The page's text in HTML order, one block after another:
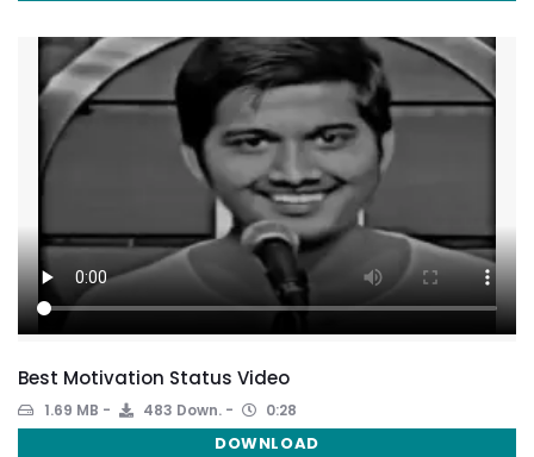
Best Motivation Status Video
1.69 MB 483 Down. 0:28
DOWNLOAD